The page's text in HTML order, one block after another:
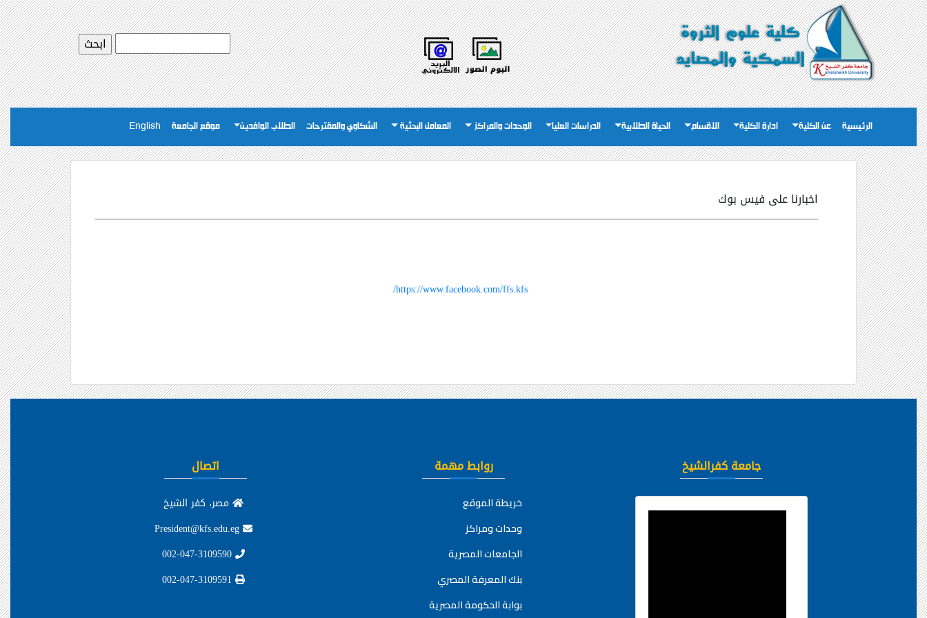
الرئيسية عن الكلية ادارة الكلية الاقسام الحياة الطلابية الدراسات العليا الوحدات والمراكز المعامل البحثية الشكاوي والمقترحات الطلاب الوافدين موقع الجامعة English
اخبارنا على فيس بوك
https://www.facebook.com/ffs.kfs/
جامعة كفرالشيخ روابط مهمة
خريطة الموقع
وحدات ومراكز
الجامعات المصرية
بنك المعرفة المصري
بوابة الحكومة المصرية
اتصال
مصر، كفر الشيخ